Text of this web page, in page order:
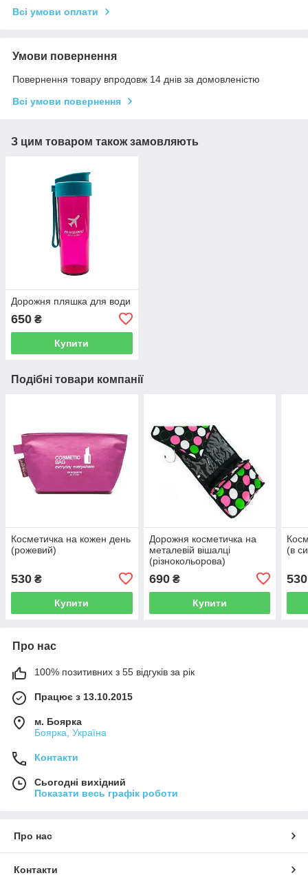
Всі умови оплати
Умови повернення
Повернення товару впродовж 14 днів за домовленістю
Всі умови повернення
З цим товаром також замовляють
Дорожня пляшка для води
650 ₴
Купити
Подібні товари компанії
Косметичка на кожен день
(рожевий)
530 ₴
Купити
Дорожня косметичка на
металевій вішалці
(різнокольорова)
690₴
Купити
(в
530
Про нас
100% позитивних з 55 відгуків за рік
Працює з 13.10.2015
м. Боярка
Боярка, Україна
Контакти
Сьогодні вихідний
Показати весь графік роботи
Про нас
Контакти